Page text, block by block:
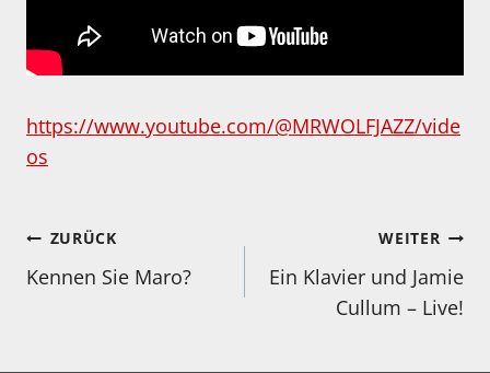
https://www.youtube.com/@MRWOLFJAZZ/vide
os
Beitragsnavigation
ZURÜCK
Kennen Sie Maro?
WEITER
Ein Klavier und Jamie
Cullum – Live!